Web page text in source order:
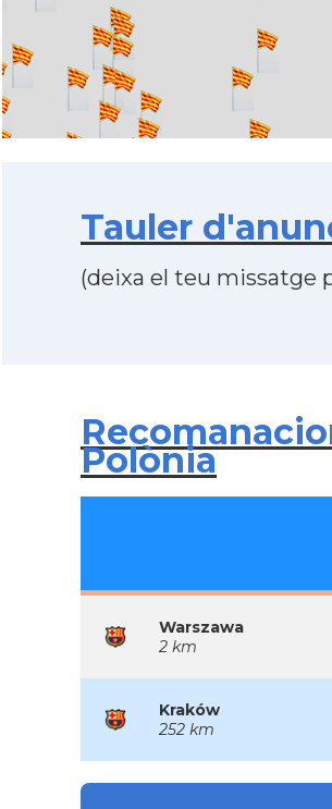
Tauler
(deixa el teu missatge
Polònia
Warszawa
2 km
Kraków
252 km